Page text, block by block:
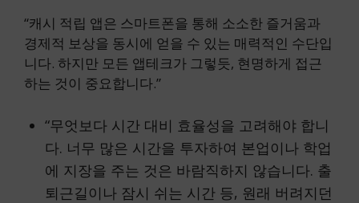
“캐시 적립 앱은 스마트폰을 통해 소소한 즐거움과
경제적 보상을 동시에 얻을 수 있는 매력적인 수단입
니다. 하지만 모든 앱테크가 그렇듯, 현명하게 접근
하는 것이 중요합니다.”
“무엇보다 시간 대비 효율성을 고려해야 합니
다. 너무 많은 시간을 투자하여 본업이나 학업
에 지장을 주는 것은 바람직하지 않습니다. 출
퇴근길이나 잠시 쉬는 시간 등, 원래 버려지던